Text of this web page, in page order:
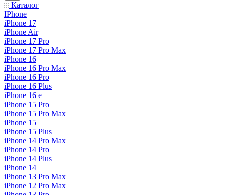
Каталог
IPhone
iPhone 17
iPhone Air
iPhone 17 Pro
iPhone 17 Pro Max
iPhone 16
iPhone 16 Pro Max
iPhone 16 Pro
iPhone 16 Plus
iPhone 16 e
iPhone 15 Pro
iPhone 15 Pro Max
iPhone 15
iPhone 15 Plus
iPhone 14 Pro Max
iPhone 14 Pro
iPhone 14 Plus
iPhone 14
iPhone 13 Pro Max
iPhone 12 Pro Max